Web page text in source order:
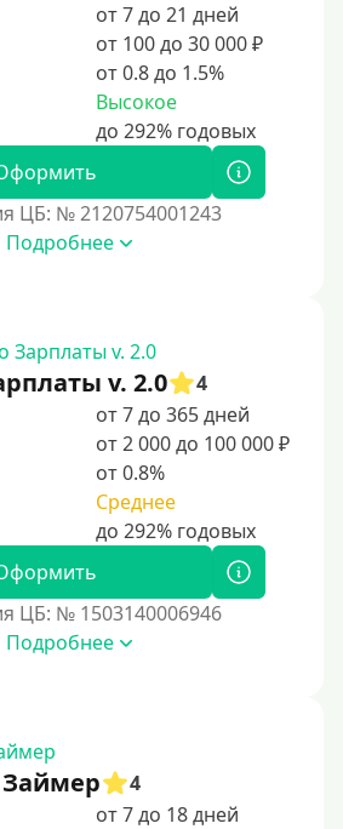
историю, важно
долги, избегать просрочек и
кредитный отчет. Также можно
картами с небольшим
кредитных обязательств
от 7 до 21 дней
от 100 до 30 000 ₽
от 0.8 до 1.5%
Высокое
ЦБ: № 2120754001243
Подробнее
v. 2.0
4
от 7 до 365 дней
от 2 000 до 100 000 ₽
от 0.8%
Среднее
ЦБ: № 1503140006946
Подробнее
Займер
4
от 7 до 18 дней